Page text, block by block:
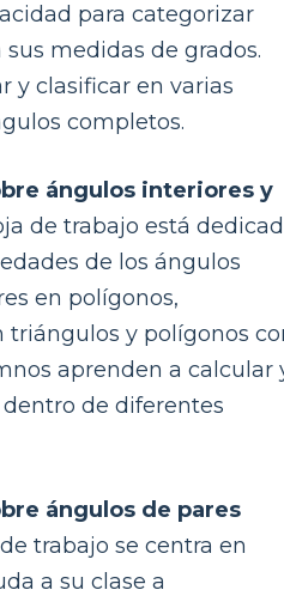
para categorizar
medidas de grados.
y clasificar en varias
completos.
ángulos interiores y
de trabajo está
de los ángulos
en polígonos,
y polígonos
aprenden a calcular
de diferentes
ángulos de pares
trabajo se centra en
a su clase a